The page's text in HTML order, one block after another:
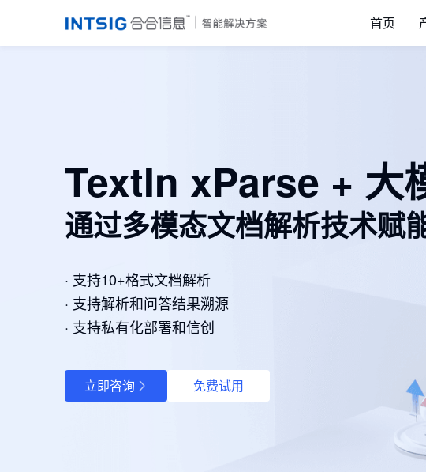
首页
TextIn xParse + 大
通过多模态文档解析技术赋
· 支持10+格式文档解析
· 支持解析和问答结果溯源
· 支持私有化部署和信创
立即咨询 免费试用